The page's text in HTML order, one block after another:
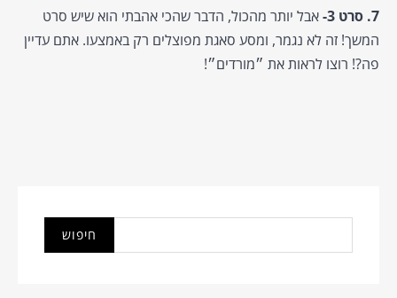
7. סרט 3-
אבל יותר מהכול, הדבר שהכי אהבתי הוא שיש סרט
המשך! זה לא נגמר, ומסע סאגת מפוצלים רק באמצעו. אתם עדיין
פה?! רוצו לראות את ״מורדים״!